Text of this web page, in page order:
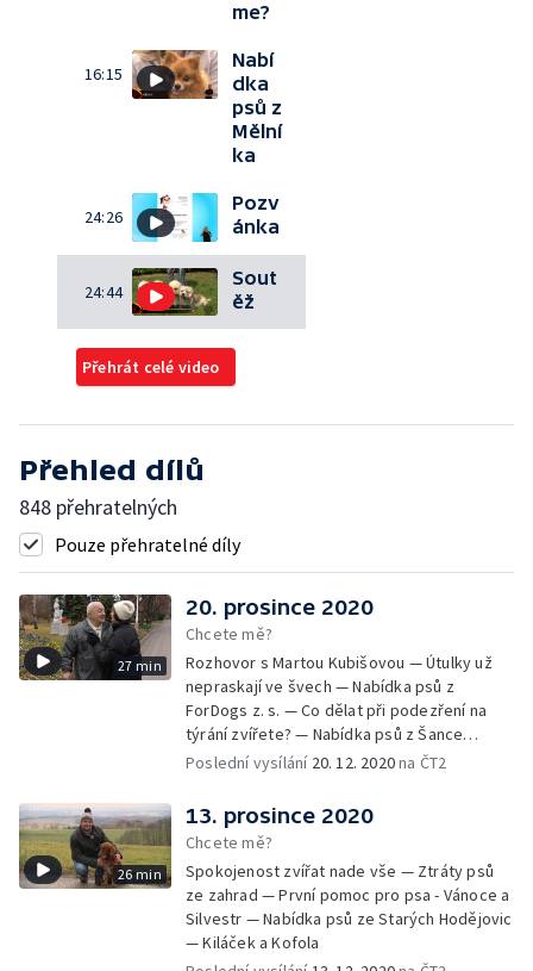
me?
16:15
Nabí
dka
psů z
Mělní
ka
24:26
Pozv
ánka
24:44
Sout
ěž
Přehrát celé video
Přehled dílů
848 přehratelných
Pouze přehratelné díly
27 min
20. prosince 2020
Chcete mě?
Rozhovor s Martou Kubišovou — Útulky už
nepraskají ve švech — Nabídka psů z
ForDogs z. s. — Co dělat při podezření na
týrání zvířete? — Nabídka psů z Šance
zvířatům — Rozloučení
Poslední vysílání 20. 12. 2020na ČT2
26 min
13. prosince 2020
Chcete mě?
Spokojenost zvířat nade vše — Ztráty psů
ze zahrad — První pomoc pro psa - Vánoce a
Silvestr — Nabídka psů ze Starých Hodějovic
— Kiláček a Kofola